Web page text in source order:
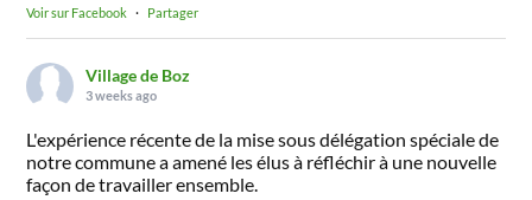
Voir sur Facebook · Partager
Village de Boz
3 weeks ago
L'expérience récente de la mise sous délégation spéciale de
notre commune a amené les élus à réfléchir à une nouvelle
façon de travailler ensemble.